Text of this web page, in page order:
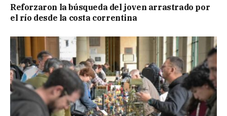
Reforzaron la búsqueda del joven arrastrado por
el río desde la costa correntina